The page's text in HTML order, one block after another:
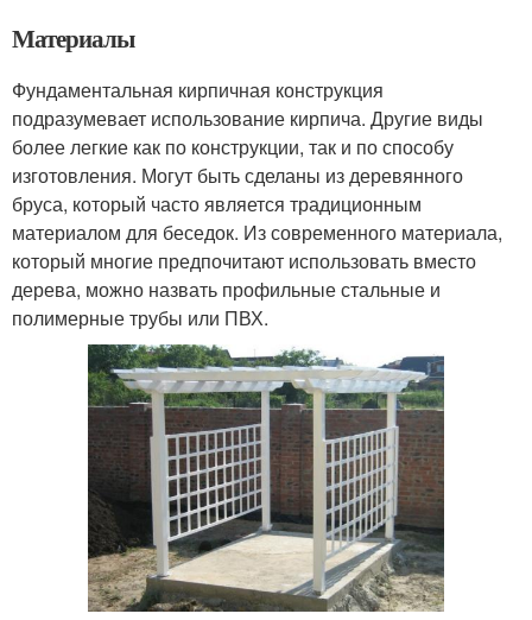
Материалы
Фундаментальная кирпичная конструкция
подразумевает использование кирпича. Другие виды
более легкие как по конструкции, так и по способу
изготовления. Могут быть сделаны из деревянного
бруса, который часто является традиционным
материалом для беседок. Из современного материала,
который многие предпочитают использовать вместо
дерева, можно назвать профильные стальные и
полимерные трубы или ПВХ.